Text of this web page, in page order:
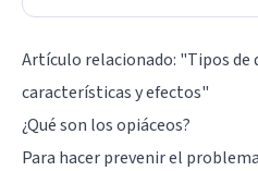
Artículo relacionado: "Tipos de
características y efectos"
¿Qué son los opiáceos?
Para hacer prevenir el